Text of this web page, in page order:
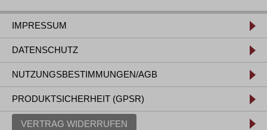
IMPRESSUM
DATENSCHUTZ
NUTZUNGSBESTIMMUNGEN/AGB
PRODUKTSICHERHEIT (GPSR)
VERTRAG WIDERRUFEN